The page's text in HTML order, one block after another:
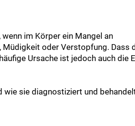
im Körper ein Mangel an
oder Verstopfung. Dass
Ursache ist jedoch auch die
wie sie diagnostiziert und